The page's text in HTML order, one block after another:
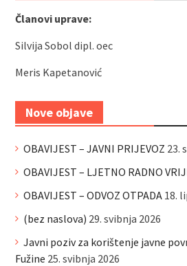
Članovi uprave:
Silvija Sobol dipl. oec
Meris Kapetanović
Nove objave
OBAVIJEST – JAVNI PRIJEVOZ 23.
OBAVIJEST – LJETNO RADNO
OBAVIJEST – ODVOZ OTPADA 18.
(bez naslova) 29. svibnja 2026
Javni poziv za korištenje javne
Fužine 25. svibnja 2026